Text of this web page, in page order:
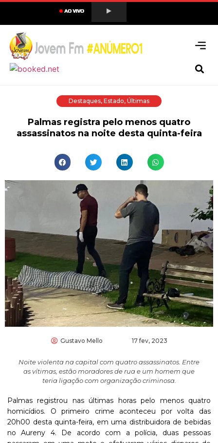
Destaques, Estado, Últimas
Palmas registra pelo menos quatro
assassinatos na noite desta quinta-feira
Gustavo Mello 17 fev, 2023
Noite violenta na capital com quatro assassinatos. Entre
as vítimas, estão moradores de rua e um homem que
teria ligação com organização criminosa.
Palmas registrou nas últimas horas pelo menos quatro
homicídios. O primeiro crime aconteceu por volta das
20h00 desta quinta-feira, em uma distribuidora de bebidas
no Aureny 4. De acordo com a polícia, duas pessoas